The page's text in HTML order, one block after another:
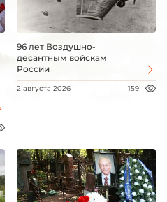
96 лет Воздушно-
десантным войскам
России
2 августа 2026 159